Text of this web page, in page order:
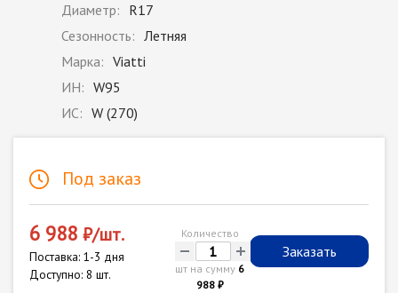
Диаметр: R17
Сезонность: Летняя
Марка: Viatti
ИН: W95
ИС: W (270)
Под заказ
6 988 ₽/шт.
Поставка: 1-3 дня
Доступно: 8 шт.
Количество
- +
шт на сумму 6
988 ₽
Заказать